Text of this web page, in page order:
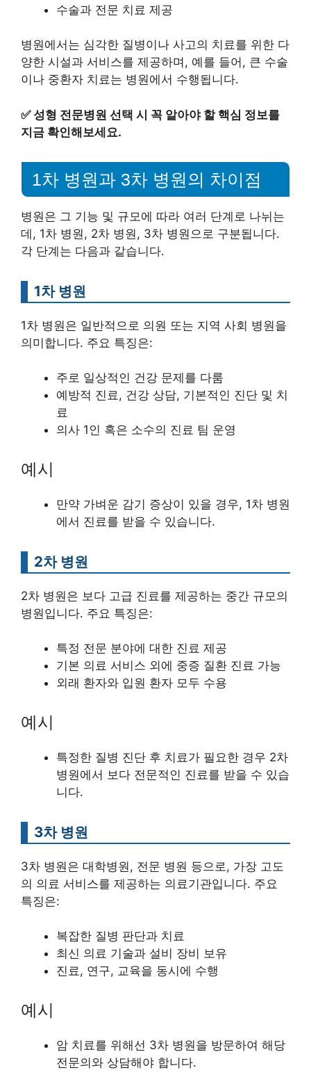
수술과 전문 치료 제공
병원에서는 심각한 질병이나 사고의 치료를 위한 다
양한 시설과 서비스를 제공하며, 예를 들어, 큰 수술
이나 중환자 치료는 병원에서 수행됩니다.
✅성형 전문병원 선택 시 꼭 알아야 할 핵심 정보를
지금 확인해보세요.
1차 병원과 3차 병원의 차이점
병원은 그 기능 및 규모에 따라 여러 단계로 나뉘는
데, 1차 병원, 2차 병원, 3차 병원으로 구분됩니다.
각 단계는 다음과 같습니다.
1차 병원
1차 병원은 일반적으로 의원 또는 지역 사회 병원을
의미합니다. 주요 특징은:
주로 일상적인 건강 문제를 다룸
예방적 진료, 건강 상담, 기본적인 진단 및 치
료
의사 1인 혹은 소수의 진료 팀 운영
예시
만약 가벼운 감기 증상이 있을 경우, 1차 병원
에서 진료를 받을 수 있습니다.
2차 병원
2차 병원은 보다 고급 진료를 제공하는 중간 규모의
병원입니다. 주요 특징은:
특정 전문 분야에 대한 진료 제공
기본 의료 서비스 외에 중증 질환 진료 가능
외래 환자와 입원 환자 모두 수용
예시
특정한 질병 진단 후 치료가 필요한 경우 2차
병원에서 보다 전문적인 진료를 받을 수 있습
니다.
3차 병원
3차 병원은 대학병원, 전문 병원 등으로, 가장 고도
의 의료 서비스를 제공하는 의료기관입니다. 주요
특징은:
복잡한 질병 판단과 치료
최신 의료 기술과 설비 장비 보유
진료, 연구, 교육을 동시에 수행
예시
암 치료를 위해선 3차 병원을 방문하여 해당
전문의와 상담해야 합니다.